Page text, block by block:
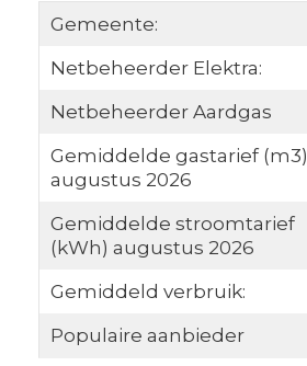
Gemeente:
Netbeheerder Elektra:
Netbeheerder Aardgas
Gemiddelde gastarief (m3)
augustus 2026
Gemiddelde stroomtarief
(kWh) augustus 2026
Gemiddeld verbruik:
Populaire aanbieder